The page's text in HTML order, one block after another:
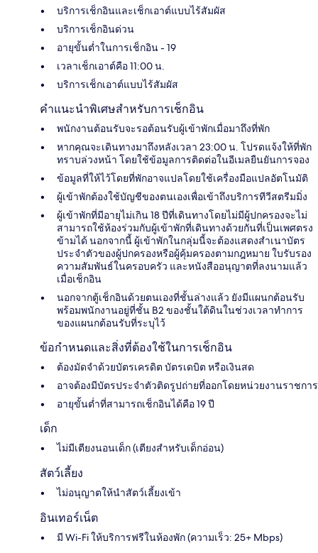
บริการเช็กอินและเช็กเอาต์แบบไร้สัมผัส
บริการเช็กอินด่วน
อายุขั้นต่ำในการเช็กอิน - 19
เวลาเช็กเอาต์คือ 11:00 น.
บริการเช็กเอาต์แบบไร้สัมผัส
คำแนะนำพิเศษสำหรับการเช็กอิน
พนักงานต้อนรับจะรอต้อนรับผู้เข้าพักเมื่อมาถึงที่พัก
หากคุณจะเดินทางมาถึงหลังเวลา 23:00 น. โปรดแจ้งให้ที่พัก
ทราบล่วงหน้า โดยใช้ข้อมูลการติดต่อในอีเมลยืนยันการจอง
ข้อมูลที่ให้ไว้โดยที่พักอาจแปลโดยใช้เครื่องมือแปลอัตโนมัติ
ผู้เข้าพักต้องใช้บัญชีของตนเองเพื่อเข้าถึงบริการทีวีสตรีมมิ่ง
ผู้เข้าพักที่มีอายุไม่เกิน 18 ปีที่เดินทางโดยไม่มีผู้ปกครองจะไม่
สามารถใช้ห้องร่วมกับผู้เข้าพักที่เดินทางด้วยกันที่เป็นเพศตรง
ข้ามได้ นอกจากนี้ ผู้เข้าพักในกลุ่มนี้จะต้องแสดงสำเนาบัตร
ประจำตัวของผู้ปกครองหรือผู้คุ้มครองตามกฎหมาย ใบรับรอง
ความสัมพันธ์ในครอบครัว และหนังสืออนุญาตที่ลงนามแล้ว
เมื่อเช็กอิน
นอกจากตู้เช็กอินด้วยตนเองที่ชั้นล่างแล้ว ยังมีแผนกต้อนรับ
พร้อมพนักงานอยู่ที่ชั้น B2 ของชั้นใต้ดินในช่วงเวลาทำการ
ของแผนกต้อนรับที่ระบุไว้
ข้อกำหนดและสิ่งที่ต้องใช้ในการเช็กอิน
ต้องมัดจำด้วยบัตรเครดิต บัตรเดบิต หรือเงินสด
อาจต้องมีบัตรประจำตัวติดรูปถ่ายที่ออกโดยหน่วยงานราชการ
อายุขั้นต่ำที่สามารถเช็กอินได้คือ 19 ปี
เด็ก
ไม่มีเตียงนอนเด็ก (เตียงสำหรับเด็กอ่อน)
สัตว์เลี้ยง
ไม่อนุญาตให้นำสัตว์เลี้ยงเข้า
อินเทอร์เน็ต
มี Wi-Fi ให้บริการฟรีในห้องพัก (ความเร็ว: 25+ Mbps)